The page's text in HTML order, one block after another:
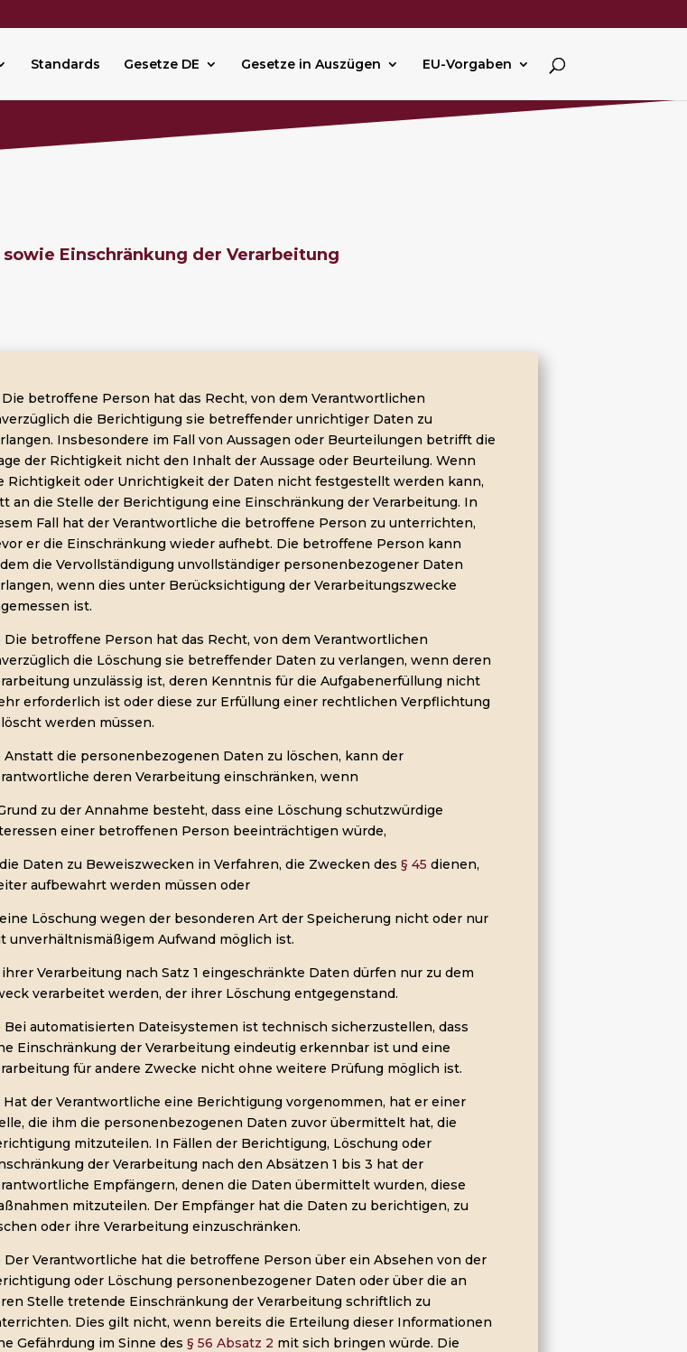
Standards Gesetze DE Gesetze in Auszügen EU-Vorgaben
Einschränkung der Verarbeitung
Die betroffene Person hat das Recht, von dem Verantwortlichen
die Berichtigung sie betreffender unrichtiger Daten zu
Insbesondere im Fall von Aussagen oder Beurteilungen betrifft die
der Richtigkeit nicht den Inhalt der Aussage oder Beurteilung. Wenn
Richtigkeit oder Unrichtigkeit der Daten nicht festgestellt werden kann,
an die Stelle der Berichtigung eine Einschränkung der Verarbeitung. In
Fall hat der Verantwortliche die betroffene Person zu unterrichten,
er die Einschränkung wieder aufhebt. Die betroffene Person kann
die Vervollständigung unvollständiger personenbezogener Daten
wenn dies unter Berücksichtigung der Verarbeitungszwecke
ist.
Die betroffene Person hat das Recht, von dem Verantwortlichen
die Löschung sie betreffender Daten zu verlangen, wenn deren
unzulässig ist, deren Kenntnis für die Aufgabenerfüllung nicht
erforderlich ist oder diese zur Erfüllung einer rechtlichen Verpflichtung
werden müssen.
Anstatt die personenbezogenen Daten zu löschen, kann der
deren Verarbeitung einschränken, wenn
zu der Annahme besteht, dass eine Löschung schutzwürdige
einer betroffenen Person beeinträchtigen würde,
Daten zu Beweiszwecken in Verfahren, die Zwecken des § 45 dienen,
aufbewahrt werden müssen oder
Löschung wegen der besonderen Art der Speicherung nicht oder nur
unverhältnismäßigem Aufwand möglich ist.
Verarbeitung nach Satz 1 eingeschränkte Daten dürfen nur zu dem
verarbeitet werden, der ihrer Löschung entgegenstand.
Bei automatisierten Dateisystemen ist technisch sicherzustellen, dass
Einschränkung der Verarbeitung eindeutig erkennbar ist und eine
für andere Zwecke nicht ohne weitere Prüfung möglich ist.
Hat der Verantwortliche eine Berichtigung vorgenommen, hat er einer
die ihm die personenbezogenen Daten zuvor übermittelt hat, die
mitzuteilen. In Fällen der Berichtigung, Löschung oder
der Verarbeitung nach den Absätzen 1 bis 3 hat der
Empfängern, denen die Daten übermittelt wurden, diese
mitzuteilen. Der Empfänger hat die Daten zu berichtigen, zu
oder ihre Verarbeitung einzuschränken.
Der Verantwortliche hat die betroffene Person über ein Absehen von der
oder Löschung personenbezogener Daten oder über die an
Stelle tretende Einschränkung der Verarbeitung schriftlich zu
Dies gilt nicht, wenn bereits die Erteilung dieser Informationen
Gefährdung im Sinne des § 56 Absatz 2 mit sich bringen würde. Die